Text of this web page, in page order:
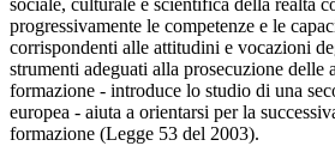
progressivamente le competenze e le
corrispondenti alle attitudini e vocazioni
strumenti adeguati alla prosecuzione delle
formazione - introduce lo studio di una
europea - aiuta a orientarsi per la
formazione (Legge 53 del 2003).